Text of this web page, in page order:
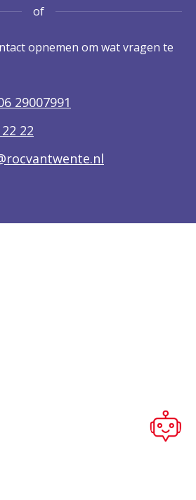
of
opnemen om wat vragen te
29007991
22